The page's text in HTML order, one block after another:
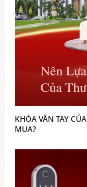
KHÓA VÂN TAY
MUA?